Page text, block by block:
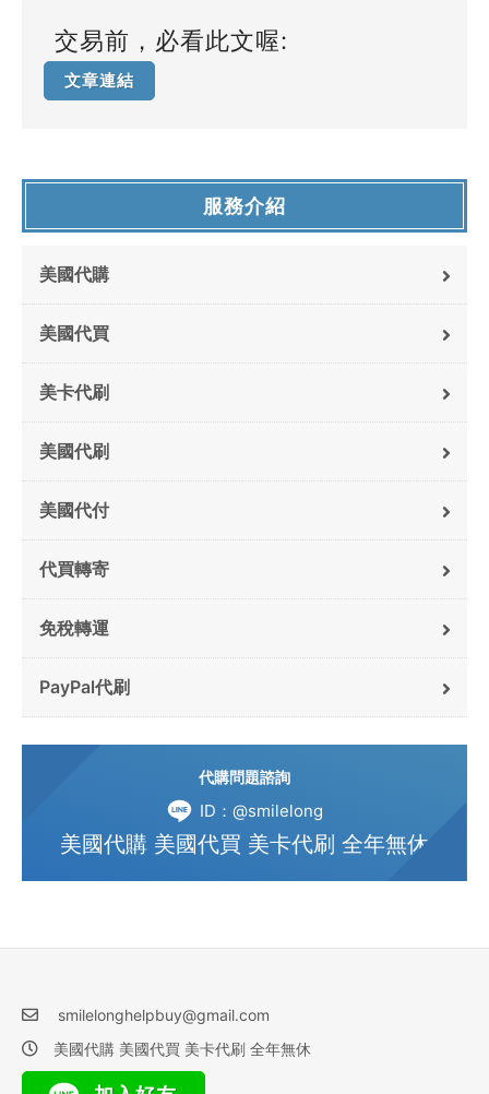
交易前，必看此文喔:
文章連結
服務介紹
美國代購
美國代買
美卡代刷
美國代刷
美國代付
代買轉寄
免稅轉運
PayPal代刷
代購問題諮詢
ID：@smilelong
美國代購 美國代買 美卡代刷 全年無休
smilelonghelpbuy@gmail.com
美國代購 美國代買 美卡代刷 全年無休